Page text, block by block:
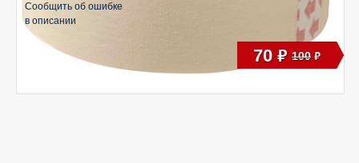
Сообщить об ошибке
в описании
70 руб 100 руб